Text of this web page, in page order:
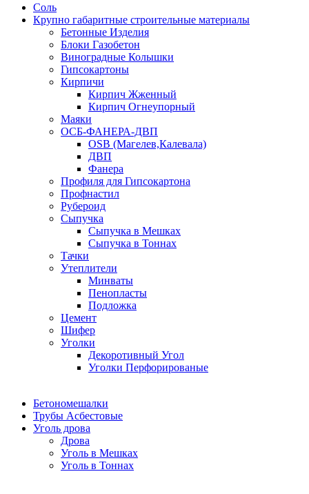
Соль
Крупно габаритные строительные материалы
Бетонные Изделия
Блоки Газобетон
Виноградные Колышки
Гипсокартоны
Кирпичи
Кирпич Жженный
Кирпич Огнеупорный
Маяки
ОСБ-ФАНЕРА-ДВП
OSB (Магелев,Калевала)
ДВП
Фанера
Профиля для Гипсокартона
Профнастил
Рубероид
Сыпучка
Сыпучка в Мешках
Сыпучка в Тоннах
Тачки
Утеплители
Минваты
Пенопласты
Подложка
Цемент
Шифер
Уголки
Декоротивный Угол
Уголки Перфорированые
Бетономешалки
Трубы Асбестовые
Уголь дрова
Дрова
Уголь в Мешках
Уголь в Тоннах